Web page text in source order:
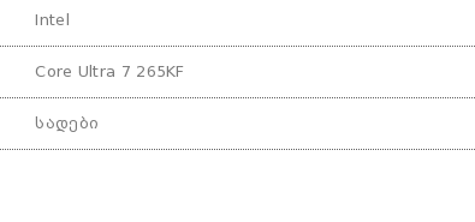
Intel
Core Ultra 7 265KF
სადები